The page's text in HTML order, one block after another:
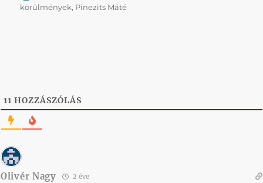
körülmények, Pinezits Máté
11 HOZZÁSZÓLÁS
Olivér Nagy 2 éve